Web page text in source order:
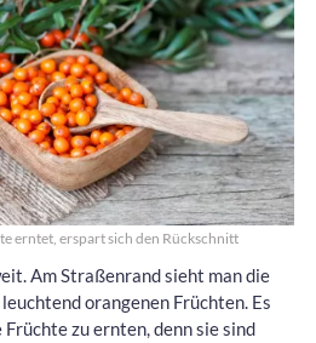
erntet, erspart sich den Rückschnitt
Am Straßenrand sieht man die
orangenen Früchten. Es
zu ernten, denn sie sind